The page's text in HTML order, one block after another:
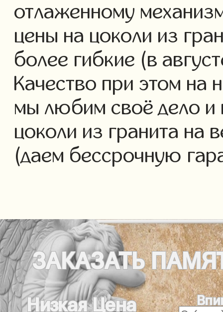
отлаженному
цены на цоколи из
более гибкие (в
Качество при этом на
мы любим своё дело и
цоколи из гранита на
(даем бессрочную
ЗАКАЗАТЬ
Низкая Цена